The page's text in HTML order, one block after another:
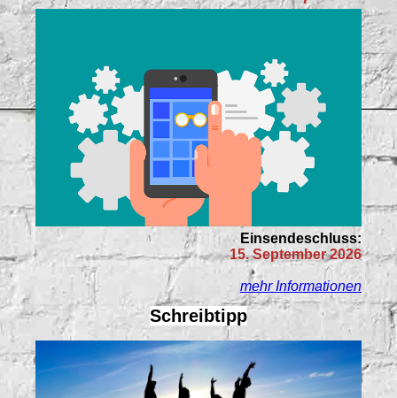
Einsendeschluss:
15. September 2026
mehr Informationen
Schreibtipp